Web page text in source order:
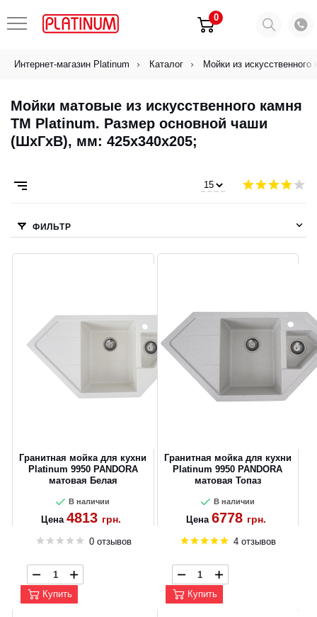
0
Интернет-магазин Platinum Каталог Мойки из искусственного
Мойки матовые из искусственного камня
ТМ Platinum. Размер основной чаши
(ШхГхВ), мм: 425x340x205;
ФИЛЬТР
Гранитная мойка для кухни
Platinum 9950 PANDORA
матовая Белая
В наличии
Цена 4813 грн.
0 отзывов
Купить
Гранитная мойка для кухни
Platinum 9950 PANDORA
матовая Топаз
В наличии
Цена 6778 грн.
4 отзывов
Купить